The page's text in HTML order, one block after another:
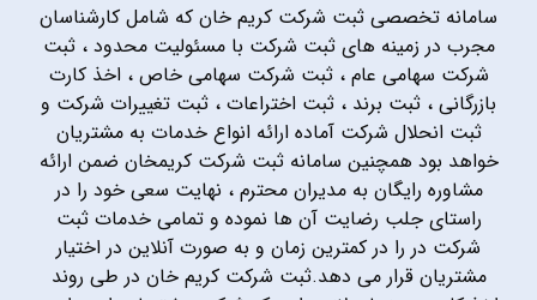
سامانه تخصصی ثبت شرکت کریم خان که شامل کارشناسان
مجرب در زمینه های ثبت شرکت با مسئولیت محدود ، ثبت
شرکت سهامی عام ، ثبت شرکت سهامی خاص ، اخذ کارت
بازرگانی ، ثبت برند ، ثبت اختراعات ، ثبت تغییرات شرکت و
ثبت انحلال شرکت آماده ارائه انواع خدمات به مشتریان
خواهد بود همچنین سامانه ثبت شرکت کریمخان ضمن ارائه
مشاوره رایگان به مدیران محترم ، نهایت سعی خود را در
راستای جلب رضایت آن ها نموده و تمامی خدمات ثبت
شرکت در را در کمترین زمان و به صورت آنلاین در اختیار
مشتریان قرار می دهد.ثبت شرکت کریم خان در طی روند